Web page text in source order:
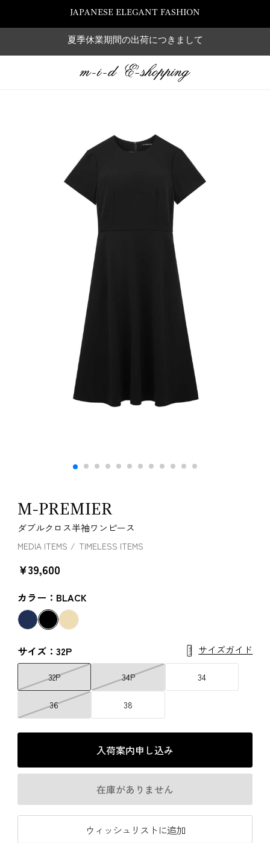
JAPANESE ELEGANT FASHION
夏季休業期間の出荷につきまして
M-PREMIER
ダブルクロス半袖ワンピース
MEDIA ITEMS TIMELESS ITEMS
￥39,600
カラー：BLACK
サイズ：32P サイズガイド
32P 34P 34
36 38
入荷案内申し込み
在庫がありません
ウィッシュリストに追加